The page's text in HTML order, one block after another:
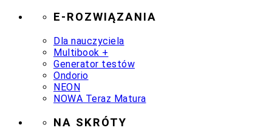
E-ROZWIĄZANIA
Dla nauczyciela
Multibook +
Generator testów
Ondorio
NEON
NOWA Teraz Matura
NA SKRÓTY